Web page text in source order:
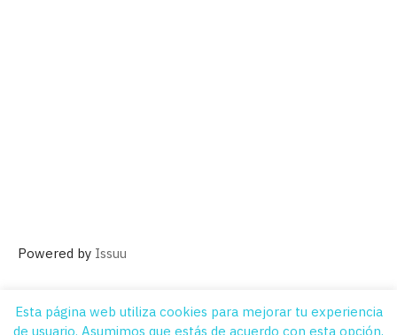
Powered by Issuu
Esta página web utiliza cookies para mejorar tu experiencia
de usuario. Asumimos que estás de acuerdo con esta opción,